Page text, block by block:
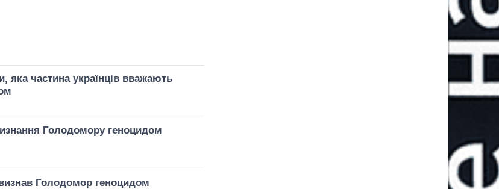
яка частина українців вважають
Голодомору геноцидом
Голодомор геноцидом